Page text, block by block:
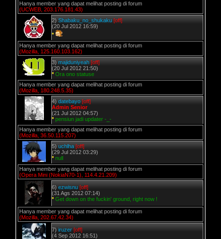
Hanya member yang dapat melihat posting di forum
(UCWEB, 203.176.181.43)
2) Shabaku_no_shukaku [off]
(20 Jul 2012 16:59)
*
Hanya member yang dapat melihat posting di forum
(Mozilla, 125.160.103.162)
3) majiduniyeah [off]
(20 Jul 2012 21:50)
* Ora ono statuse
Hanya member yang dapat melihat posting di forum
(Mozilla, 180.248.5.35)
4) datebayo [off]
Admin Senior
(21 Jul 2012 04:57)
* pensiun jadi updater -_-
Hanya member yang dapat melihat posting di forum
(Mozilla, 36.50.115.207)
5) uchlha [off]
(29 Jul 2012 03:29)
* null
Hanya member yang dapat melihat posting di forum
(Opera Mini (NokiaN70-1), 114.4.21.209)
6) ezwisnu [off]
(31 Ags 2012 07:14)
* Get down on the fuckin' ground, right now !
Hanya member yang dapat melihat posting di forum
(Mozilla, 202.67.42.34)
7) iruzer [off]
(4 Sep 2012 16:51)